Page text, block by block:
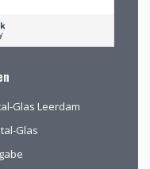
te
Glas Leerdam
Glas